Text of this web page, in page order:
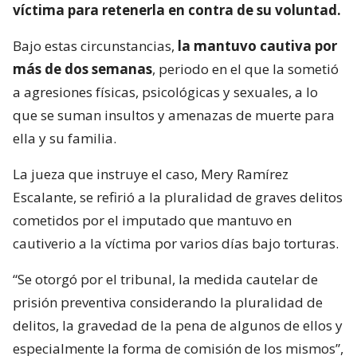
víctima para retenerla en contra de su voluntad.
Bajo estas circunstancias, la mantuvo cautiva por
más de dos semanas, periodo en el que la sometió
a agresiones físicas, psicológicas y sexuales, a lo
que se suman insultos y amenazas de muerte para
ella y su familia.
La jueza que instruye el caso, Mery Ramírez
Escalante, se refirió a la pluralidad de graves delitos
cometidos por el imputado que mantuvo en
cautiverio a la víctima por varios días bajo torturas.
“Se otorgó por el tribunal, la medida cautelar de
prisión preventiva considerando la pluralidad de
delitos, la gravedad de la pena de algunos de ellos y
especialmente la forma de comisión de los mismos”,